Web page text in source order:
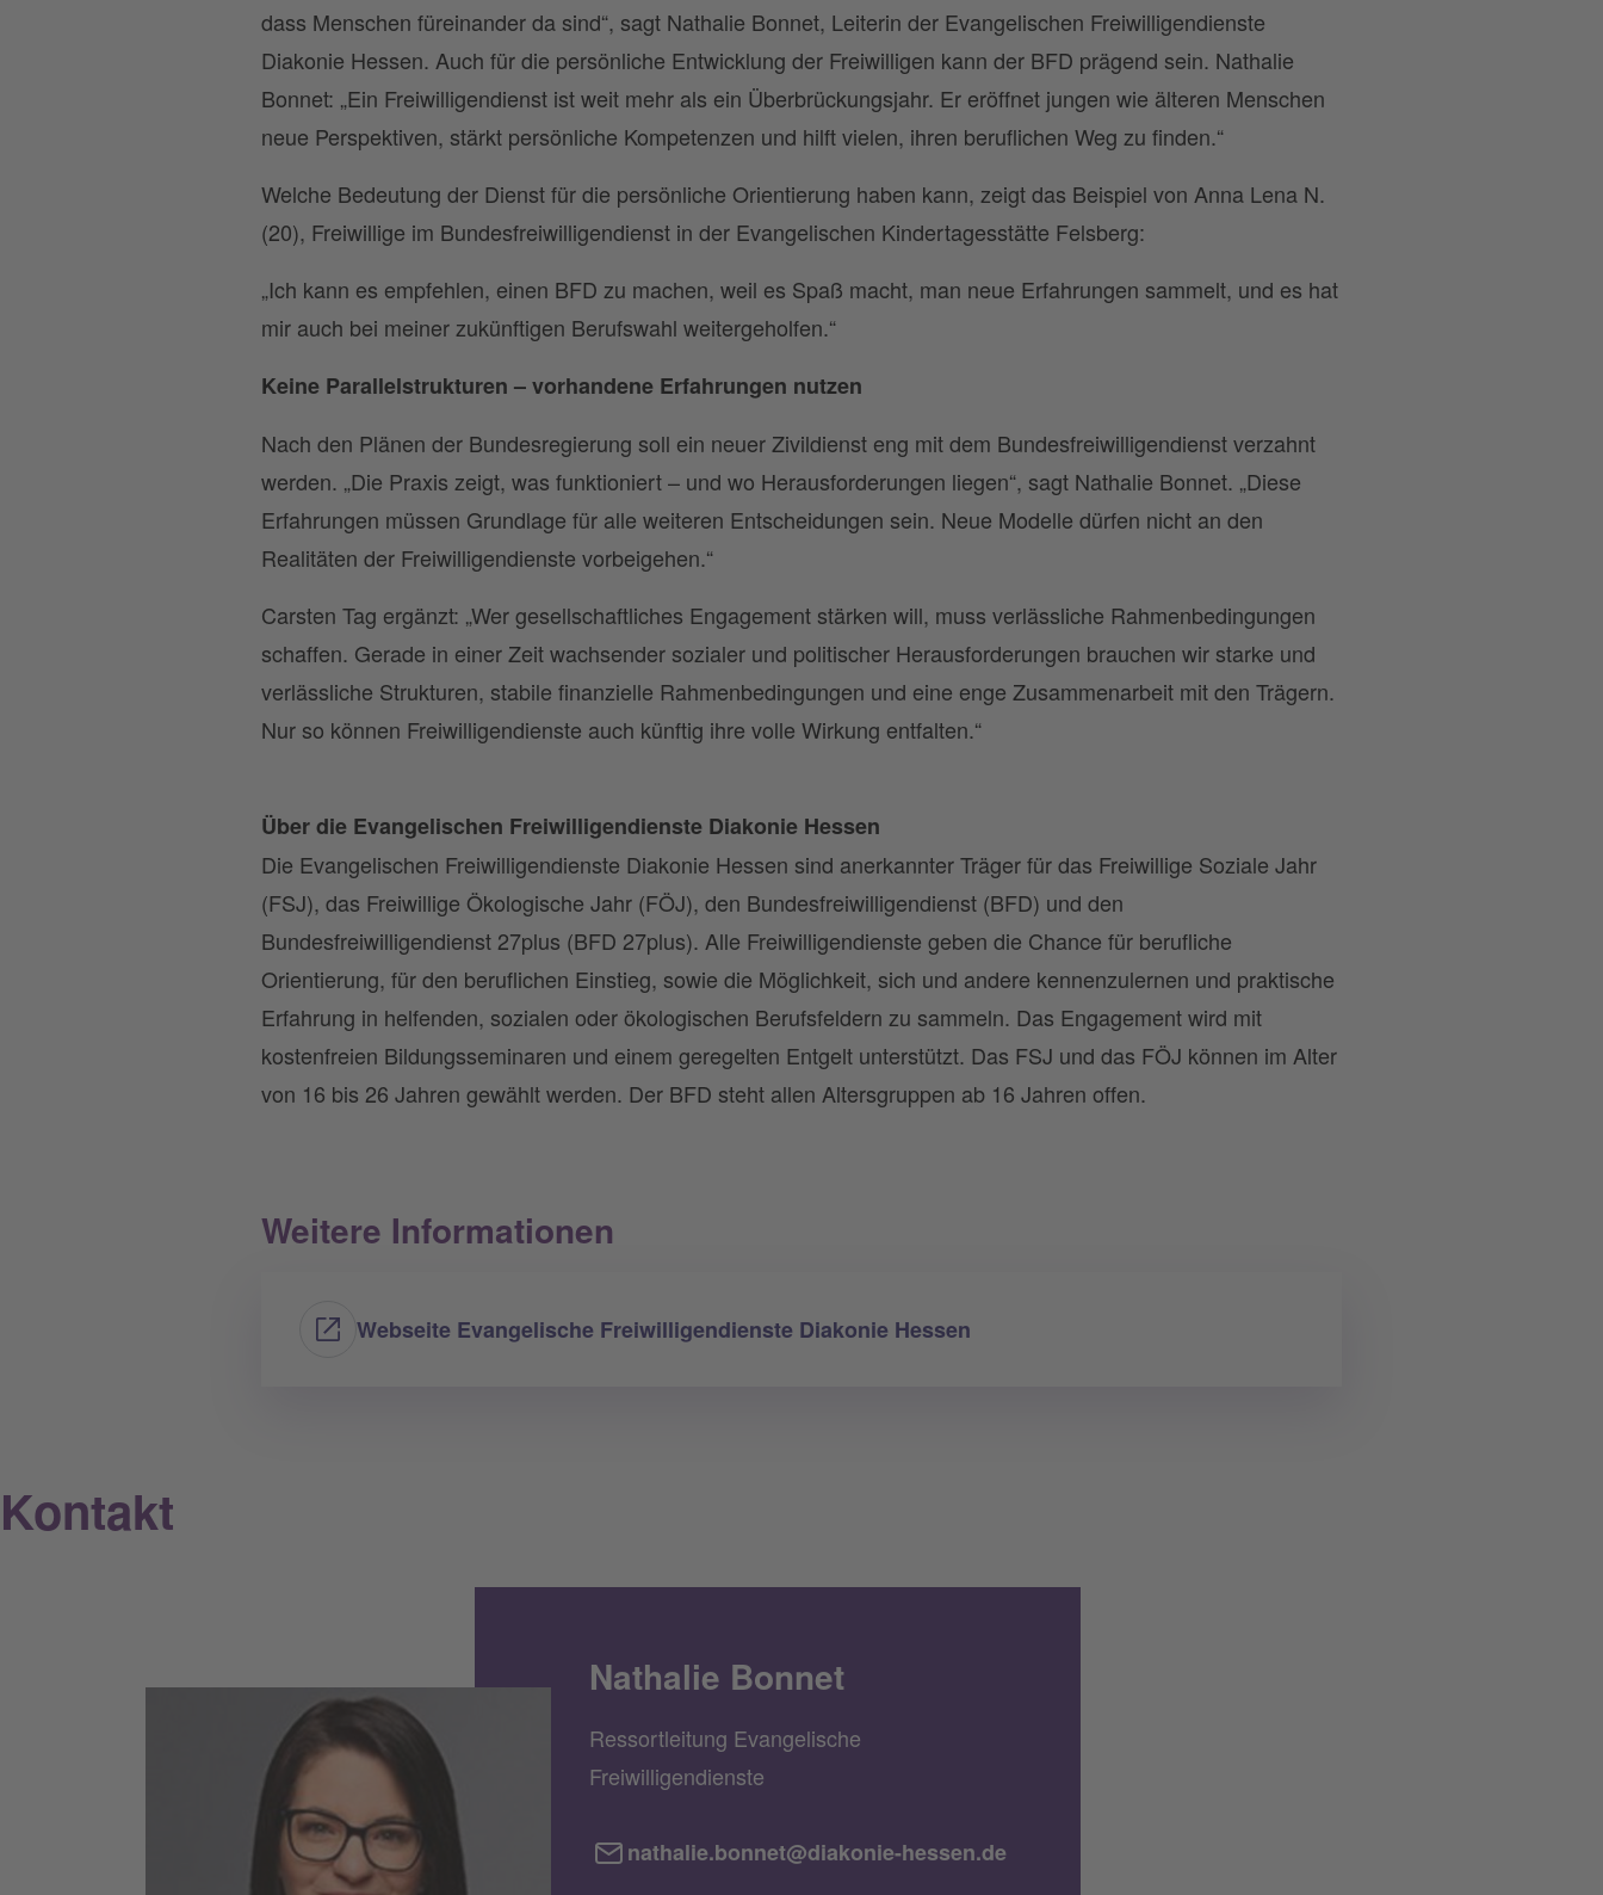
dass Menschen füreinander da sind“, sagt Nathalie Bonnet, Leiterin der Evangelischen Freiwilligendienste
Diakonie Hessen. Auch für die persönliche Entwicklung der Freiwilligen kann der BFD prägend sein. Nathalie
Bonnet: „Ein Freiwilligendienst ist weit mehr als ein Überbrückungsjahr. Er eröffnet jungen wie älteren Menschen
neue Perspektiven, stärkt persönliche Kompetenzen und hilft vielen, ihren beruflichen Weg zu finden.“
Welche Bedeutung der Dienst für die persönliche Orientierung haben kann, zeigt das Beispiel von Anna Lena N.
(20), Freiwillige im Bundesfreiwilligendienst in der Evangelischen Kindertagesstätte Felsberg:
„Ich kann es empfehlen, einen BFD zu machen, weil es Spaß macht, man neue Erfahrungen sammelt, und es hat
mir auch bei meiner zukünftigen Berufswahl weitergeholfen.“
Keine Parallelstrukturen – vorhandene Erfahrungen nutzen
Nach den Plänen der Bundesregierung soll ein neuer Zivildienst eng mit dem Bundesfreiwilligendienst verzahnt
werden. „Die Praxis zeigt, was funktioniert – und wo Herausforderungen liegen“, sagt Nathalie Bonnet. „Diese
Erfahrungen müssen Grundlage für alle weiteren Entscheidungen sein. Neue Modelle dürfen nicht an den
Realitäten der Freiwilligendienste vorbeigehen.“
Carsten Tag ergänzt: „Wer gesellschaftliches Engagement stärken will, muss verlässliche Rahmenbedingungen
schaffen. Gerade in einer Zeit wachsender sozialer und politischer Herausforderungen brauchen wir starke und
verlässliche Strukturen, stabile finanzielle Rahmenbedingungen und eine enge Zusammenarbeit mit den Trägern.
Nur so können Freiwilligendienste auch künftig ihre volle Wirkung entfalten.“
Über die Evangelischen Freiwilligendienste Diakonie Hessen
Die Evangelischen Freiwilligendienste Diakonie Hessen sind anerkannter Träger für das Freiwillige Soziale Jahr
(FSJ), das Freiwillige Ökologische Jahr (FÖJ), den Bundesfreiwilligendienst (BFD) und den
Bundesfreiwilligendienst 27plus (BFD 27plus). Alle Freiwilligendienste geben die Chance für berufliche
Orientierung, für den beruflichen Einstieg, sowie die Möglichkeit, sich und andere kennenzulernen und praktische
Erfahrung in helfenden, sozialen oder ökologischen Berufsfeldern zu sammeln. Das Engagement wird mit
kostenfreien Bildungsseminaren und einem geregelten Entgelt unterstützt. Das FSJ und das FÖJ können im Alter
von 16 bis 26 Jahren gewählt werden. Der BFD steht allen Altersgruppen ab 16 Jahren offen.
Weitere Informationen
Webseite Evangelische Freiwilligendienste Diakonie Hessen
Kontakt
Nathalie Bonnet
Ressortleitung Evangelische
Freiwilligendienste
nathalie.bonnet@diakonie-hessen.de